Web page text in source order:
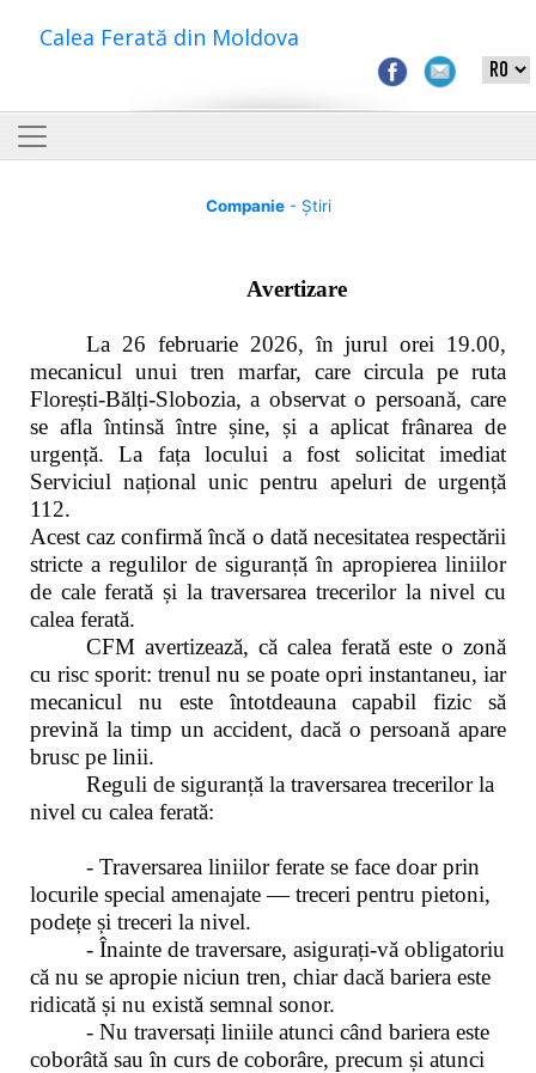
Calea Ferată din Moldova
Companie- Știri
Avertizare
La 26 februarie 2026, în jurul orei 19.00,
mecanicul unui tren marfar, care circula pe ruta
Florești-Bălți-Slobozia, a observat o persoană, care
se afla întinsă între șine, și a aplicat frânarea de
urgență. La fața locului a fost solicitat imediat
Serviciul național unic pentru apeluri de urgență
112.
Acest caz confirmă încă o dată necesitatea respectării
stricte a regulilor de siguranță în apropierea liniilor
de cale ferată și la traversarea trecerilor la nivel cu
calea ferată.
CFM avertizează, că calea ferată este o zonă
cu risc sporit: trenul nu se poate opri instantaneu, iar
mecanicul nu este întotdeauna capabil fizic să
prevină la timp un accident, dacă o persoană apare
brusc pe linii.
Reguli de siguranță la traversarea trecerilor la
nivel cu calea ferată:
- Traversarea liniilor ferate se face doar prin
locurile special amenajate — treceri pentru pietoni,
podețe și treceri la nivel.
- Înainte de traversare, asigurați-vă obligatoriu
că nu se apropie niciun tren, chiar dacă bariera este
ridicată și nu există semnal sonor.
- Nu traversați liniile atunci când bariera este
coborâtă sau în curs de coborâre, precum și atunci